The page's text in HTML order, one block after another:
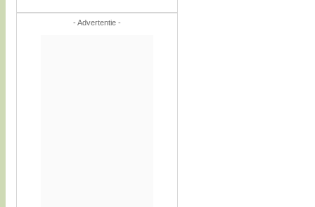
- Advertentie -